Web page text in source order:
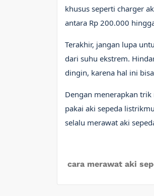
khusus seperti charger
antara Rp 200.000
Terakhir, jangan lupa
dari suhu ekstrem.
dingin, karena hal ini
Dengan menerapkan
pakai aki sepeda
selalu merawat aki
cara merawat aki